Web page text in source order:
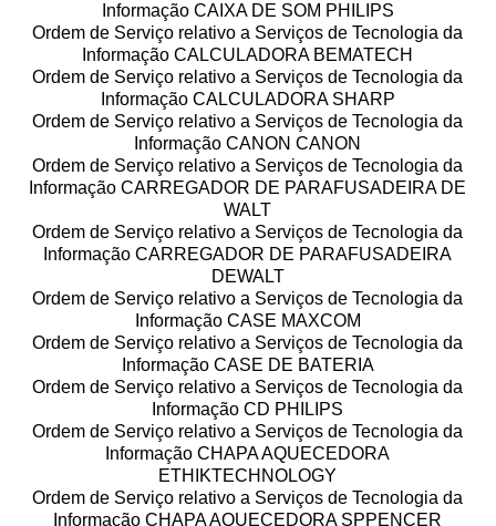
Informação CAIXA DE SOM PHILIPS
Ordem de Serviço relativo a Serviços de Tecnologia da
Informação CALCULADORA BEMATECH
Ordem de Serviço relativo a Serviços de Tecnologia da
Informação CALCULADORA SHARP
Ordem de Serviço relativo a Serviços de Tecnologia da
Informação CANON CANON
Ordem de Serviço relativo a Serviços de Tecnologia da
Informação CARREGADOR DE PARAFUSADEIRA DE
WALT
Ordem de Serviço relativo a Serviços de Tecnologia da
Informação CARREGADOR DE PARAFUSADEIRA
DEWALT
Ordem de Serviço relativo a Serviços de Tecnologia da
Informação CASE MAXCOM
Ordem de Serviço relativo a Serviços de Tecnologia da
Informação CASE DE BATERIA
Ordem de Serviço relativo a Serviços de Tecnologia da
Informação CD PHILIPS
Ordem de Serviço relativo a Serviços de Tecnologia da
Informação CHAPA AQUECEDORA
ETHIKTECHNOLOGY
Ordem de Serviço relativo a Serviços de Tecnologia da
Informação CHAPA AQUECEDORA SPPENCER